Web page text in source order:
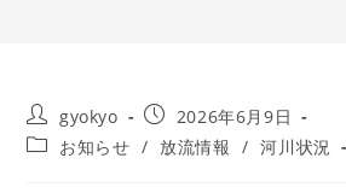
投
稿
者:
gyokyo
投
稿
公
2026年6月9日
投
お知らせ / 放流情報 / 河川状況